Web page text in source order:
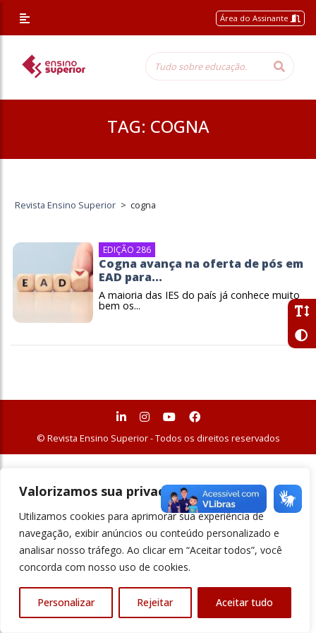
Valorizamos sua privacidade
Utilizamos cookies para aprimorar sua experiência de
navegação, exibir anúncios ou conteúdo personalizado e
analisar nosso tráfego. Ao clicar em “Aceitar todos”, você
concorda com nosso uso de cookies.
Personalizar Rejeitar Aceitar tudo
Área do Assinante
TAG: COGNA
Revista Ensino Superior > cogna
EDIÇÃO 286
Cogna avança na oferta de pós em
EAD para...
A maioria das IES do país já conhece muito
bem os...
© Revista Ensino Superior - Todos os direitos reservados